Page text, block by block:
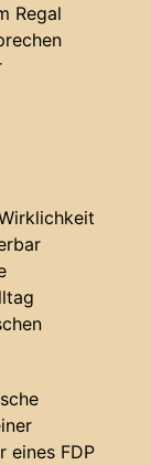
Regal
eines FDP